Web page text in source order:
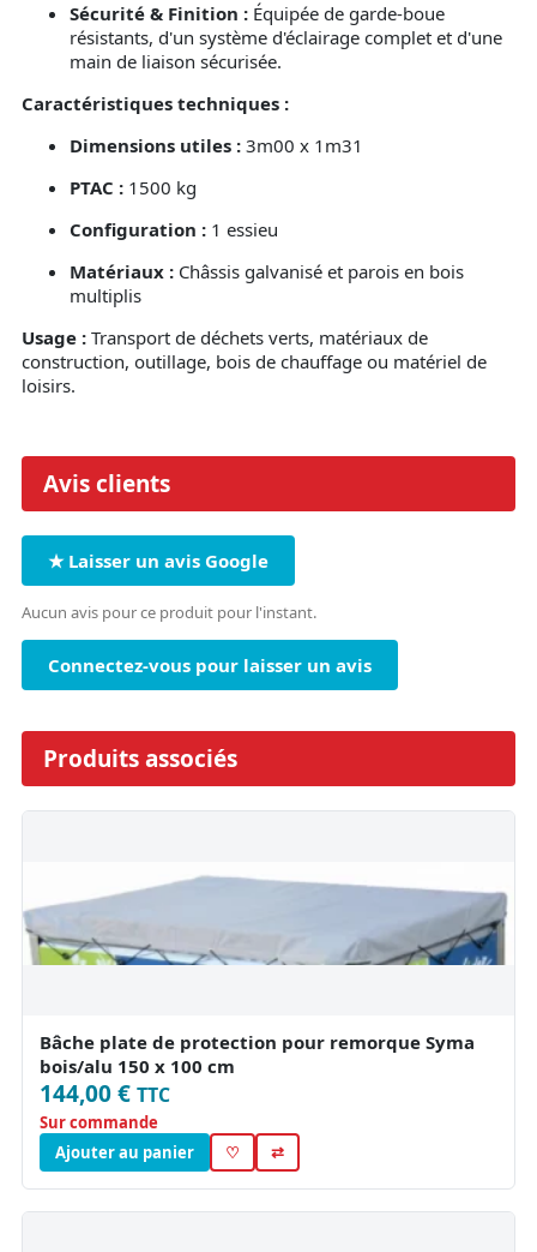
Sécurité & Finition : Équipée de garde-boue
résistants, d'un système d'éclairage complet et d'une
main de liaison sécurisée.
Caractéristiques techniques :
Dimensions utiles : 3m00 x 1m31
PTAC : 1500 kg
Configuration : 1 essieu
Matériaux : Châssis galvanisé et parois en bois
multiplis
Usage : Transport de déchets verts, matériaux de
construction, outillage, bois de chauffage ou matériel de
loisirs.
Avis clients
★ Laisser un avis Google
Aucun avis pour ce produit pour l'instant.
Connectez-vous pour laisser un avis
Produits associés
Bâche plate de protection pour remorque Syma
bois/alu 150 x 100 cm
144,00 € TTC
Sur commande
Ajouter au panier
♡ ⇄